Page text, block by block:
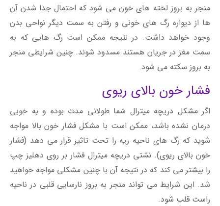
منجر به بروز لخته های خون می شود که احتمال جدا شدن آن
ها از دیواره رگ های خونی و رفتن به سمت دیگر نواحی بدن
وجود خواهد داشت. در نتیجه ممکن است رگ هایی که به
سمت مغز در جریان هستند مسدود شوند. چنین شرایطی منجر
به بروز سکته می شود.
فشار خون بالای ریوی
اگر مشکل دریچه میترال شما طولانی مدت بوده و به خوبی
درمان نشده باشد، ممکن است با مشکل فشار خون بالا مواجه
شوید که رگ های ناحیه ریه را تحت تاثیر قرار می دهد (فشار
خون بالای ریوی). نشتی دریچه میترال فشار بر روی دهلیز چپ
را بیشتر می کند که در نتیجه آن با چنین مشکلی مواجه خواهید
شد. این شرایط می تواند منجر به بروز نارسایی قلبی در ناحیه
راست قلب شود.